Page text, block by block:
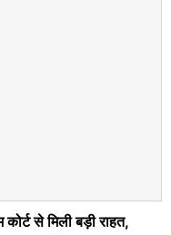
से मिली बड़ी राहत,